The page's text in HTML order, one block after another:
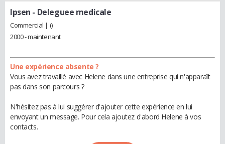
Ipsen - Deleguee medicale
Commercial | ()
2000 - maintenant
Une expérience absente ?
Vous avez travaillé avec Helene dans une entreprise qui n'apparaît
pas dans son parcours ?
N'hésitez pas à lui suggérer d'ajouter cette expérience en lui
envoyant un message. Pour cela ajoutez d'abord Helene à vos
contacts.